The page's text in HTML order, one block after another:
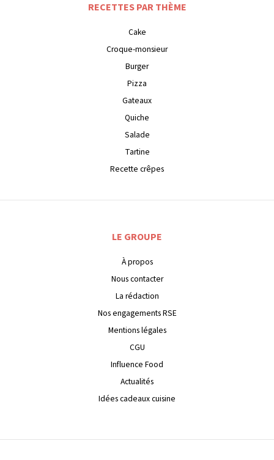
RECETTES PAR THÈME
Cake
Croque-monsieur
Burger
Pizza
Gateaux
Quiche
Salade
Tartine
Recette crêpes
LE GROUPE
À propos
Nous contacter
La rédaction
Nos engagements RSE
Mentions légales
CGU
Influence Food
Actualités
Idées cadeaux cuisine